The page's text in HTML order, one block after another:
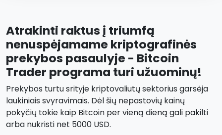
Atrakinti raktus į triumfą
nenuspėjamame kriptografinės
prekybos pasaulyje - Bitcoin
Trader programa turi užuominų!
Prekybos turtu srityje kriptovaliutų sektorius garsėja
laukiniais svyravimais. Dėl šių nepastovių kainų
pokyčių tokie kaip Bitcoin per vieną dieną gali pakilti
arba nukristi net 5000 USD.